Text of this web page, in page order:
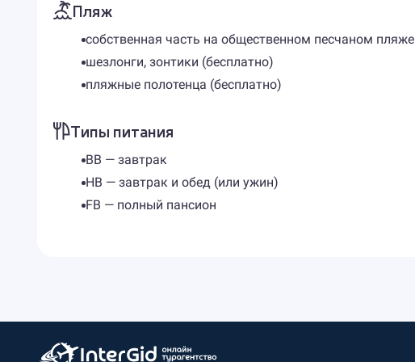
Пляж
собственная часть на общественном песчаном пляже
шезлонги, зонтики (бесплатно)
пляжные полотенца (бесплатно)
Типы питания
BB — завтрак
HB — завтрак и обед (или ужин)
FB — полный пансион